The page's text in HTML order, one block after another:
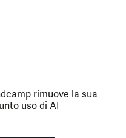
rimuove la sua
uso di AI